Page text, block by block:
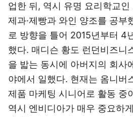
업한 뒤, 역시 유명 요리학교인
제과·제빵과 와인 양조를 공부
로 방향을 틀어 2015년부터 4
했다. 매디슨 황도 런던비즈니
을 밟는 동시에 아버지의 회사
야에서 일했다. 현재는 옴니버
제품 마케팅 시니어로 활동 중
역시 엔비디아가 매우 중요하